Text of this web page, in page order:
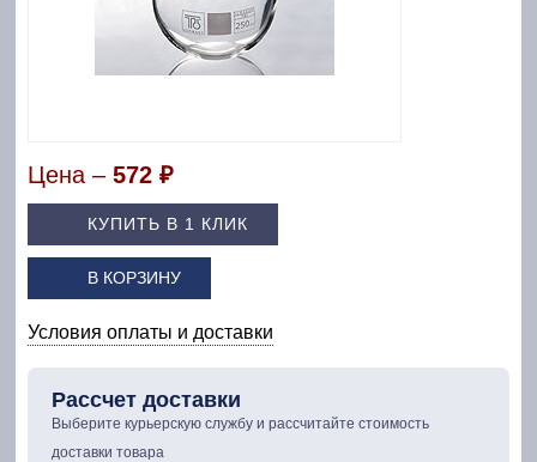
Цена – 572 ₽
КУПИТЬ В 1 КЛИК
В КОРЗИНУ
Условия оплаты и доставки
Рассчет доставки
Выберите курьерскую службу и рассчитайте стоимость
доставки товара